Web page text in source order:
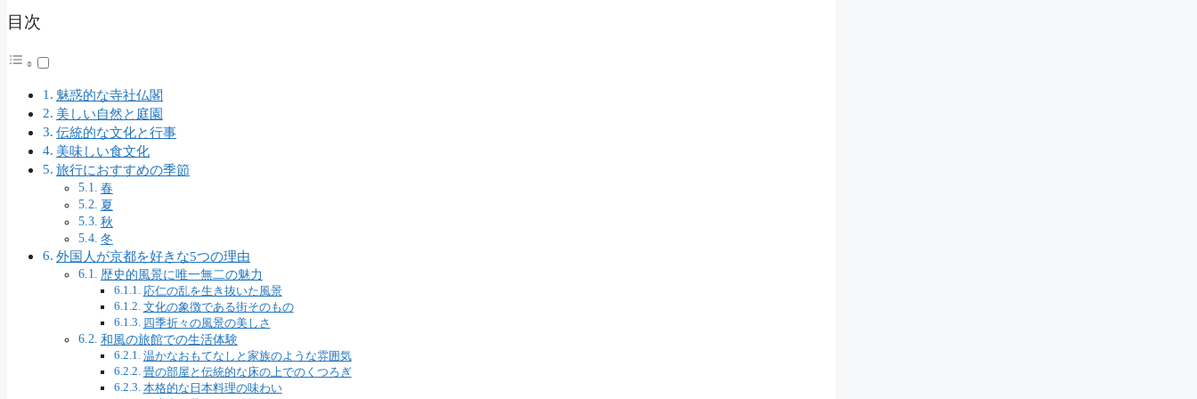
目次
魅惑的な寺社仏閣
美しい自然と庭園
伝統的な文化と行事
美味しい食文化
旅行におすすめの季節
春
夏
秋
冬
外国人が京都を好きな5つの理由
歴史的風景に唯一無二の魅力
応仁の乱を生き抜いた風景
文化の象徴である街そのもの
四季折々の風景の美しさ
和風の旅館での生活体験
温かなおもてなしと家族のような雰囲気
畳の部屋と伝統的な床の上でのくつろぎ
本格的な日本料理の味わい